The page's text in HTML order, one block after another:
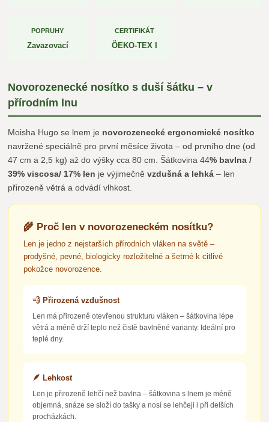
POPRUHY
Zavazovací
CERTIFIKÁT
ÖEKO-TEX I
Novorozenecké nosítko s duší šátku – v
přírodním lnu
Moisha Hugo se lnem je novorozenecké ergonomické nosítko
navržené speciálně pro první měsíce života – od prvního dne (od
47 cm a 2,5 kg) až do výšky cca 80 cm. Šátkovina 44% bavlna /
39% viscosa/ 17% len je výjimečněvzdušná a lehká – len
přirozeně větrá a odvádí vlhkost.
🌾 Proč len v novorozeneckém nosítku?
Len je jedno z nejstarších přírodních vláken na světě –
prodyšné, pevné, biologicky rozložitelné a šetrné k citlivé
pokožce novorozence.
💨 Přirozená vzdušnost
Len má přirozeně otevřenou strukturu vláken – šátkovina lépe
větrá a méně drží teplo než čistě bavlněné varianty. Ideální pro
teplé dny.
🪶 Lehkost
Len je přirozeně lehčí než bavlna – šátkovina s lnem je méně
objemná, snáze se složí do tašky a nosí se lehčeji i při delších
procházkách.